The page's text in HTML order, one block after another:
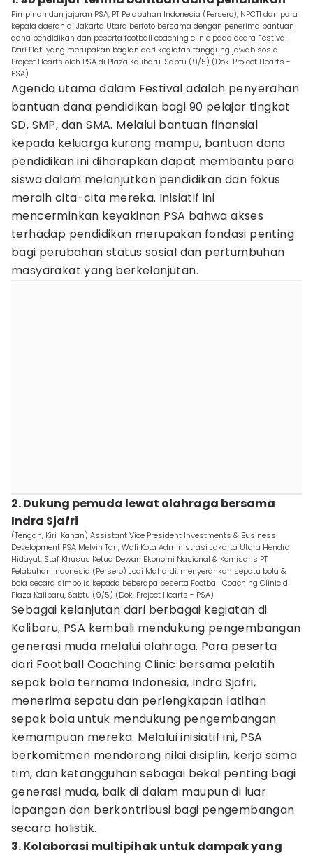
Pimpinan dan jajaran PSA, PT Pelabuhan Indonesia (Persero), NPCT1 dan para
kepala daerah di Jakarta Utara berfoto bersama dengan penerima bantuan
dana pendidikan dan peserta football coaching clinic pada acara Festival
Dari Hati yang merupakan bagian dari kegiatan tanggung jawab sosial
Project Hearts oleh PSA di Plaza Kalibaru, Sabtu (9/5) (Dok. Project Hearts -
PSA)
Agenda utama dalam Festival adalah penyerahan
bantuan dana pendidikan bagi 90 pelajar tingkat
SD, SMP, dan SMA. Melalui bantuan finansial
kepada keluarga kurang mampu, bantuan dana
pendidikan ini diharapkan dapat membantu para
siswa dalam melanjutkan pendidikan dan fokus
meraih cita-cita mereka. Inisiatif ini
mencerminkan keyakinan PSA bahwa akses
terhadap pendidikan merupakan fondasi penting
bagi perubahan status sosial dan pertumbuhan
masyarakat yang berkelanjutan.
2. Dukung pemuda lewat olahraga bersama
Indra Sjafri
(Tengah, Kiri-Kanan) Assistant Vice President Investments & Business
Development PSA Melvin Tan, Wali Kota Administrasi Jakarta Utara Hendra
Hidayat, Staf Khusus Ketua Dewan Ekonomi Nasional & Komisaris PT
Pelabuhan Indonesia (Persero) Jodi Mahardi, menyerahkan sepatu bola &
bola secara simbolis kepada beberapa peserta Football Coaching Clinic di
Plaza Kalibaru, Sabtu (9/5) (Dok. Project Hearts - PSA)
Sebagai kelanjutan dari berbagai kegiatan di
Kalibaru, PSA kembali mendukung pengembangan
generasi muda melalui olahraga. Para peserta
dari Football Coaching Clinic bersama pelatih
sepak bola ternama Indonesia, Indra Sjafri,
menerima sepatu dan perlengkapan latihan
sepak bola untuk mendukung pengembangan
kemampuan mereka. Melalui inisiatif ini, PSA
berkomitmen mendorong nilai disiplin, kerja sama
tim, dan ketangguhan sebagai bekal penting bagi
generasi muda, baik di dalam maupun di luar
lapangan dan berkontribusi bagi pengembangan
secara holistik.
3. Kolaborasi multipihak untuk dampak yang